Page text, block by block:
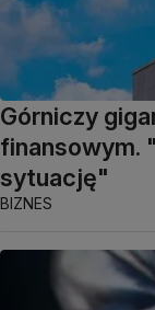
Górniczy
finansowym.
sytuację"
BIZNES